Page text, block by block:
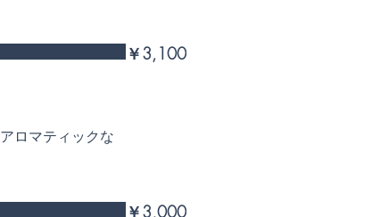
ロマティックな
￥3,100
￥3,000